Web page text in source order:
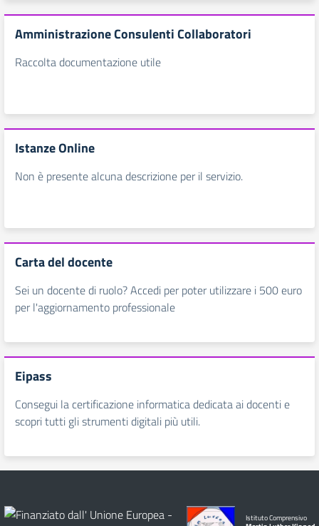
Amministrazione Consulenti Collaboratori
Raccolta documentazione utile
Istanze Online
Non è presente alcuna descrizione per il servizio.
Carta del docente
Sei un docente di ruolo? Accedi per poter utilizzare i 500 euro
per l'aggiornamento professionale
Eipass
Consegui la certificazione informatica dedicata ai docenti e
scopri tutti gli strumenti digitali più utili.
Istituto Comprensivo